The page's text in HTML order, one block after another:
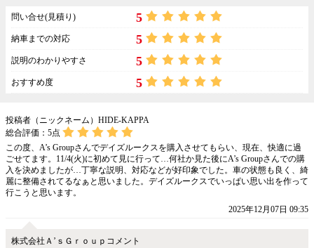
問い合せ(見積り) 5
納車までの対応 5
説明のわかりやすさ 5
おすすめ度 5
投稿者（ニックネーム）HIDE-KAPPA
総合評価： 5点
この度、A’s Groupさんでデイズルークスを購入させてもらい、現在、快適に過
ごせてます。11/4(火)に初めて見に行って…何社か見た後にA’s Groupさんでの購
入を決めましたが…丁寧な説明、対応などが好印象でした。車の状態も良く、綺
麗に整備されてるなぁと思いました。デイズルークスでいっぱい思い出を作って
行こうと思います。
2025年12月07日 09:35
株式会社Ａ’ｓＧｒｏｕｐコメント